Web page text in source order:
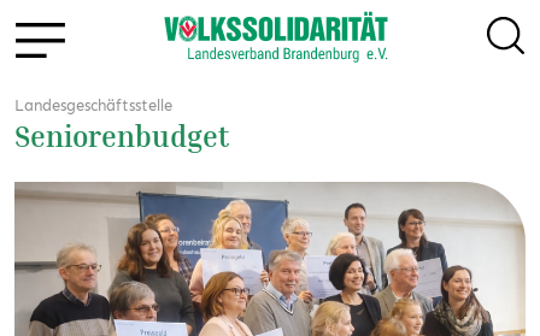
Landesgeschäftsstelle
Seniorenbudget